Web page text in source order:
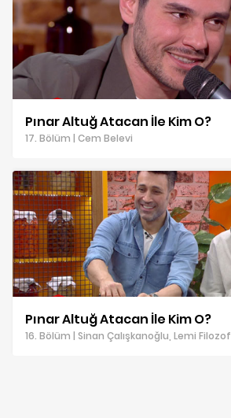
Pınar Altuğ Atacan İle Kim O?
17. Bölüm | Cem Belevi
Pınar Altuğ Atacan İle Kim O?
16. Bölüm | Sinan Çalışkanoğlu, Lemi Filozof